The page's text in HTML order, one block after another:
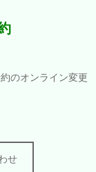
のオンライン変更
せ